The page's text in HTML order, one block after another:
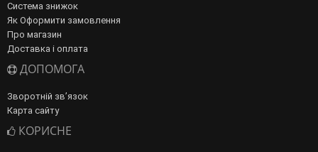
Система знижок
Як Оформити замовлення
Про магазин
Доставка і оплата
ДОПОМОГА
Зворотній зв’язок
Карта сайту
КОРИСНЕ